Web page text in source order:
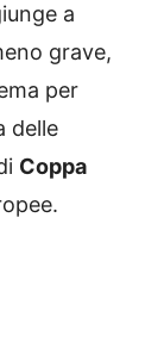
a
grave,
per
delle
Coppa